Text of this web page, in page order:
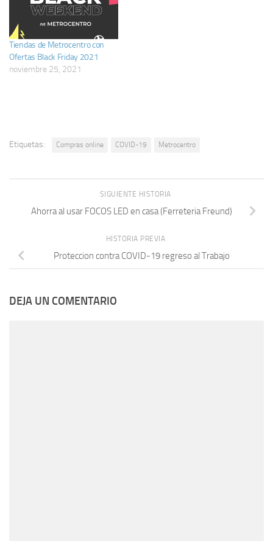
Tiendas de Metrocentro con
Ofertas Black Friday 2021
noviembre 25, 2021
Etiquetas: Compras online COVID-19 Metrocentro
SIGUIENTE HISTORIA
Ahorra al usar FOCOS LED en casa (Ferreteria Freund)
HISTORIA PREVIA
Proteccion contra COVID-19 regreso al Trabajo
DEJA UN COMENTARIO